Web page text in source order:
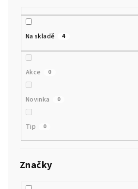
Na skladě 4
Akce 0
Novinka 0
Tip 0
Značky